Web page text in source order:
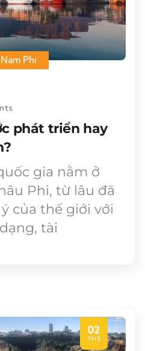
Phi
phát triển hay
gia nằm ở
Phi, từ lâu đã
của thế giới với
tài
02
TH5